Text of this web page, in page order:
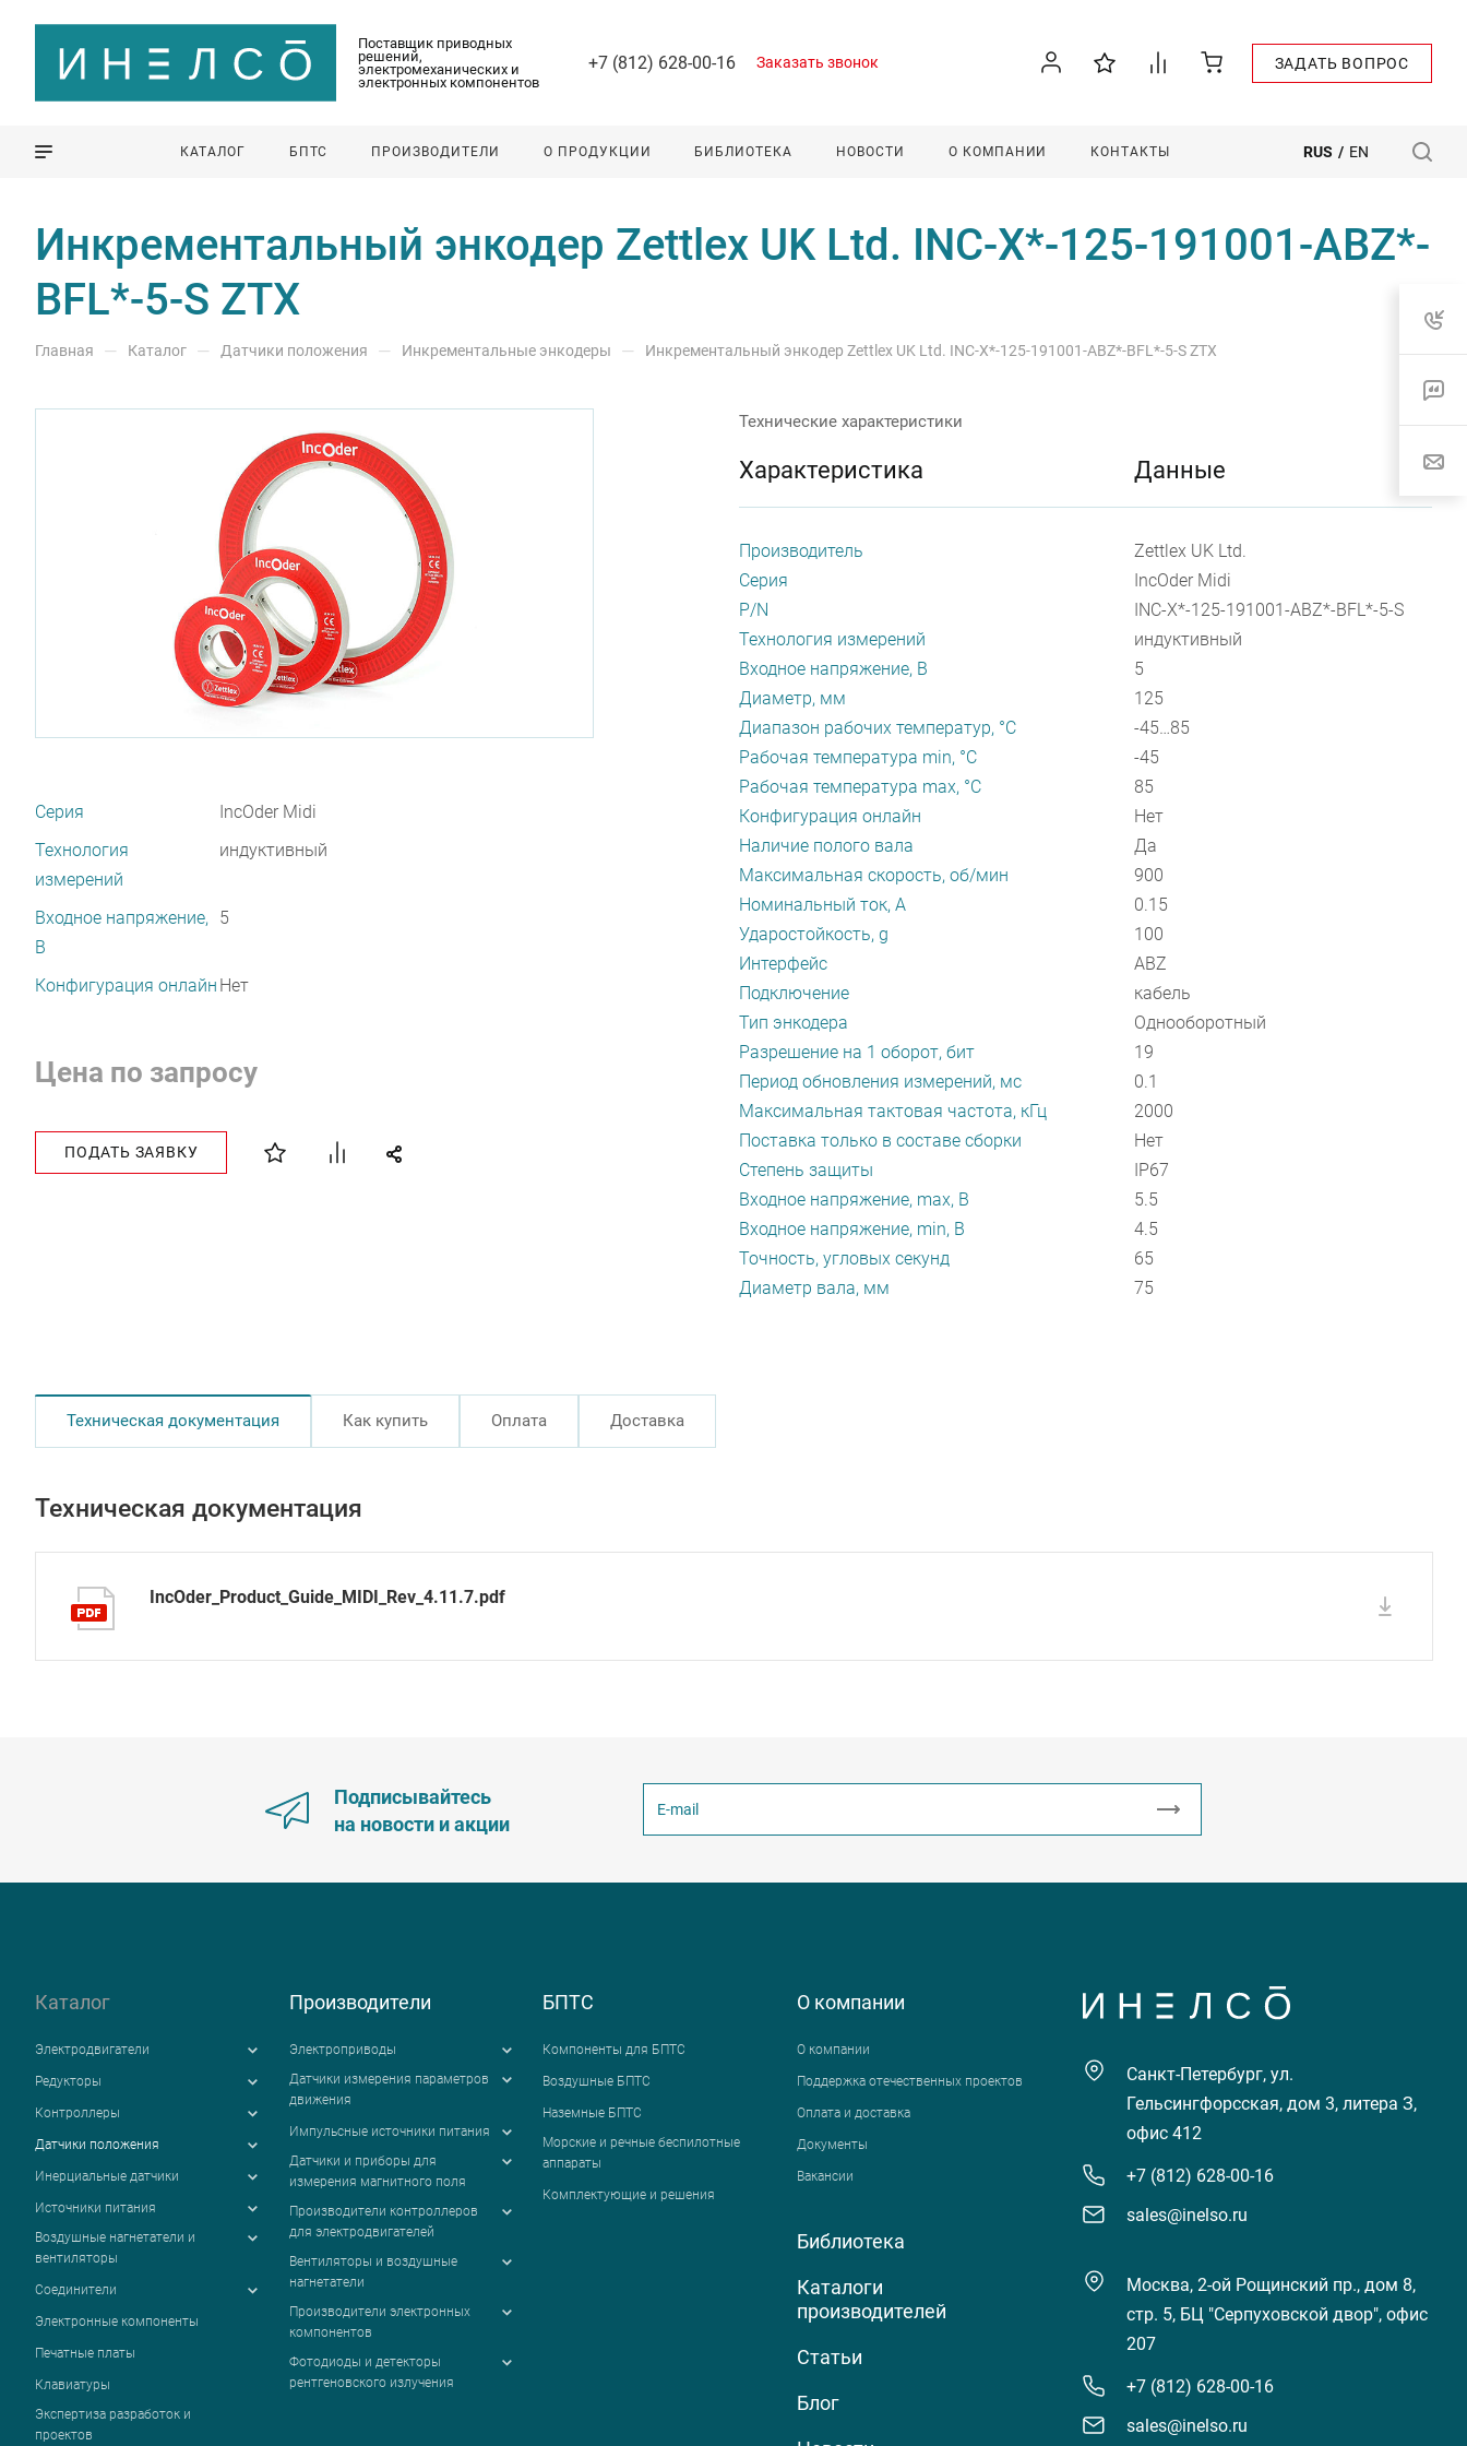
Поставщик приводных
решений,
электромеханических и
электронных компонентов
+7 (812) 628-00-16 Заказать звонок ЗАДАТЬ ВОПРОС
КАТАЛОГ БПТС ПРОИЗВОДИТЕЛИ О ПРОДУКЦИИ БИБЛИОТЕКА НОВОСТИ О КОМПАНИИ КОНТАКТЫ RUS / EN
Инкрементальный энкодер Zettlex UK Ltd. INC-X*-125-191001-ABZ*-
BFL*-5-S ZTX
Главная — Каталог — Датчики положения — Инкрементальные энкодеры — Инкрементальный энкодер Zettlex UK Ltd. INC-X*-125-191001-ABZ*-BFL*-5-S ZTX
Серия
IncOder Midi
Технология
измерений
индуктивный
Входное напряжение,
В
5
Конфигурация онлайн Нет
Цена по запросу
ПОДАТЬ ЗАЯВКУ
Технические характеристики
Характеристика Данные
Производитель
Zettlex UK Ltd.
Серия
IncOder Midi
P/N
INC-X*-125-191001-ABZ*-BFL*-5-S
Технология измерений
индуктивный
Входное напряжение, В
5
Диаметр, мм
125
Диапазон рабочих температур, °С
-45…85
Рабочая температура min, °С
-45
Рабочая температура max, °С
85
Конфигурация онлайн
Нет
Наличие полого вала
Да
Максимальная скорость, об/мин
900
Номинальный ток, А
0.15
Ударостойкость, g
100
Интерфейс
ABZ
Подключение
кабель
Тип энкодера
Однооборотный
Разрешение на 1 оборот, бит
19
Период обновления измерений, мс
0.1
Максимальная тактовая частота, кГц
2000
Поставка только в составе сборки
Нет
Степень защиты
IP67
Входное напряжение, max, В
5.5
Входное напряжение, min, В
4.5
Точность, угловых секунд
65
Диаметр вала, мм
75
Техническая документация Как купить Оплата Доставка
Техническая документация
IncOder_Product_Guide_MIDI_Rev_4.11.7.pdf
Подписывайтесь
на новости и акции
Каталог
Электродвигатели
Редукторы
Контроллеры
Датчики положения
Инерциальные датчики
Источники питания
Воздушные нагнетатели и
вентиляторы
Соединители
Электронные компоненты
Печатные платы
Клавиатуры
Экспертиза разработок и
проектов
Производители
Электроприводы
Датчики измерения параметров
движения
Импульсные источники питания
Датчики и приборы для
измерения магнитного поля
Производители контроллеров
для электродвигателей
Вентиляторы и воздушные
нагнетатели
Производители электронных
компонентов
Фотодиоды и детекторы
рентгеновского излучения
БПТС
Компоненты для БПТС
Воздушные БПТС
Наземные БПТС
Морские и речные беспилотные
аппараты
Комплектующие и решения
О компании
О компании
Поддержка отечественных проектов
Оплата и доставка
Документы
Вакансии
Библиотека
Каталоги
производителей
Статьи
Блог
Санкт-Петербург, ул.
Гельсингфорсская, дом 3, литера З,
офис 412
+7 (812) 628-00-16
sales@inelso.ru
Москва, 2-ой Рощинский пр., дом 8,
стр. 5, БЦ "Серпуховской двор", офис
207
+7 (812) 628-00-16
sales@inelso.ru